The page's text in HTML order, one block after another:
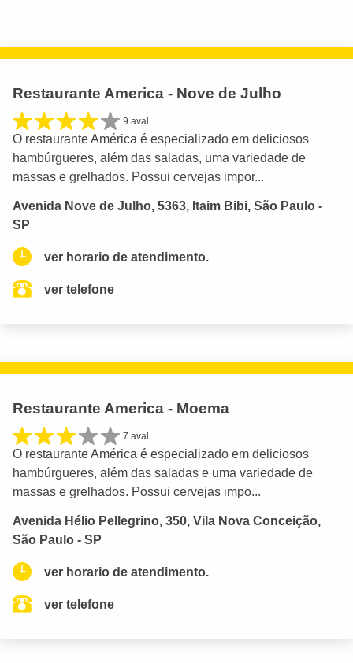
Restaurante America - Nove de Julho
9 aval.
O restaurante América é especializado em deliciosos
hambúrgueres, além das saladas, uma variedade de
massas e grelhados. Possui cervejas impor...
Avenida Nove de Julho, 5363, Itaim Bibi, São Paulo -
SP
ver horario de atendimento.
ver telefone
Restaurante America - Moema
7 aval.
O restaurante América é especializado em deliciosos
hambúrgueres, além das saladas e uma variedade de
massas e grelhados. Possui cervejas impo...
Avenida Hélio Pellegrino, 350, Vila Nova Conceição,
São Paulo - SP
ver horario de atendimento.
ver telefone